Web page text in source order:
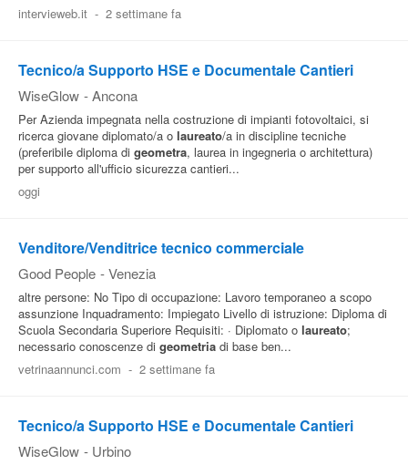
intervieweb.it - 2 settimane fa
Tecnico/a Supporto HSE e Documentale Cantieri
WiseGlow - Ancona
Per Azienda impegnata nella costruzione di impianti fotovoltaici, si
ricerca giovane diplomato/a o laureato/a in discipline tecniche
(preferibile diploma di geometra, laurea in ingegneria o architettura)
per supporto all'ufficio sicurezza cantieri...
oggi
Venditore/Venditrice tecnico commerciale
Good People - Venezia
altre persone: No Tipo di occupazione: Lavoro temporaneo a scopo
assunzione Inquadramento: Impiegato Livello di istruzione: Diploma di
Scuola Secondaria Superiore Requisiti: · Diplomato o laureato;
necessario conoscenze di geometria di base ben...
vetrinaannunci.com - 2 settimane fa
Tecnico/a Supporto HSE e Documentale Cantieri
WiseGlow - Urbino